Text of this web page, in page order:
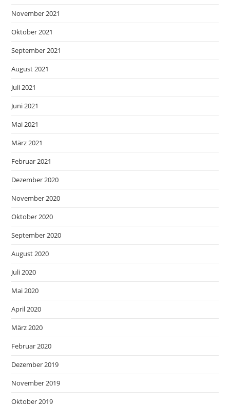
November 2021
Oktober 2021
September 2021
August 2021
Juli 2021
Juni 2021
Mai 2021
März 2021
Februar 2021
Dezember 2020
November 2020
Oktober 2020
September 2020
August 2020
Juli 2020
Mai 2020
April 2020
März 2020
Februar 2020
Dezember 2019
November 2019
Oktober 2019